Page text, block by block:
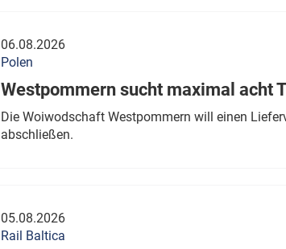
06.08.2026
Polen
Westpommern sucht maximal acht
Die Woiwodschaft Westpommern will einen
abschließen.
05.08.2026
Rail Baltica